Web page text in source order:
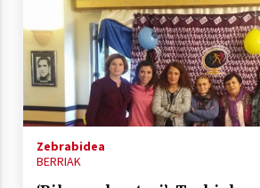
2021/11/11
Arrosa sareko IX.
2021/10/13
Zebrabidea
BERRIAK